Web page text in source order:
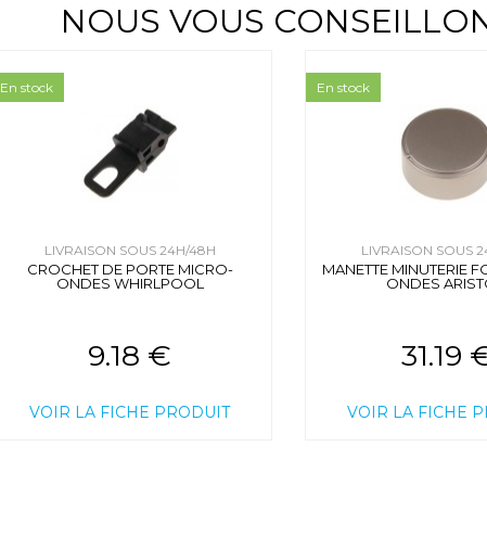
NOUS VOUS
LIVRAISON SOUS 24H/48H
CROCHET DE PORTE MICRO-
ONDES WHIRLPOOL
9.18 €
VOIR LA FICHE PRODUIT
En stock
LIVRAISON SOUS
MANETTE MINUTERIE
ONDES
31.19
VOIR LA FICHE
En stock